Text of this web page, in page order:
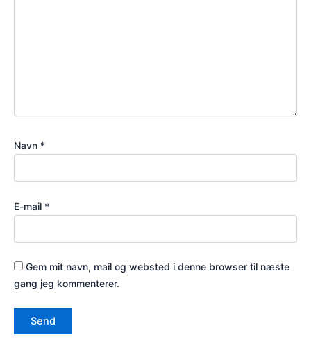
Navn *
E-mail *
Gem mit navn, mail og websted i denne browser til næste
gang jeg kommenterer.